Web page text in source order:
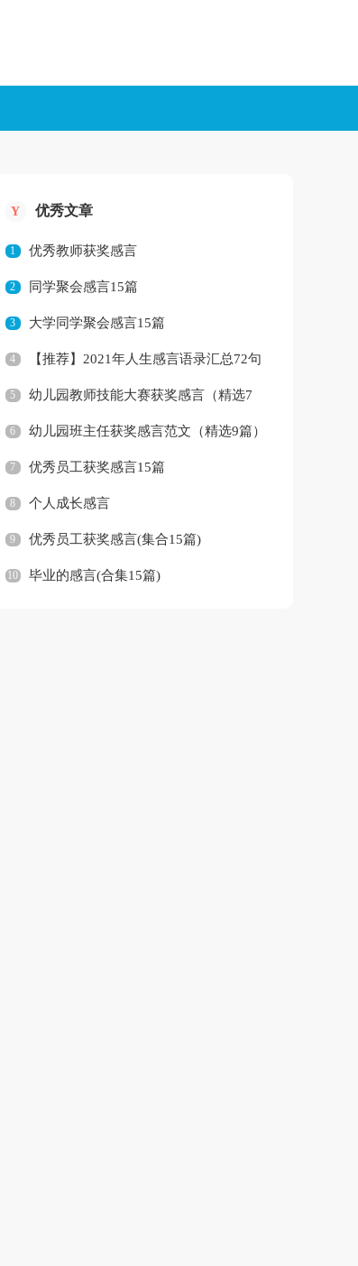
Y 优秀文章
1 优秀教师获奖感言
2 同学聚会感言15篇
3 大学同学聚会感言15篇
4 【推荐】2021年人生感言语录汇总72句
5 幼儿园教师技能大赛获奖感言（精选7
篇）
6 幼儿园班主任获奖感言范文（精选9篇）
7 优秀员工获奖感言15篇
8 个人成长感言
9 优秀员工获奖感言(集合15篇)
10 毕业的感言(合集15篇)